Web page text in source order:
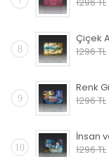
8
1296 TL
9
1296 TL
10
1296 TL